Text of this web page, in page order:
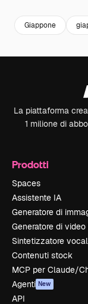
Giappone
La piattaforma
1 milione di
Prodotti
Spaces
Assistente IA
Generatore di
Generatore di video
Sintetizzatore
Contenuti stock
MCP per Claude/
Agenti New
API